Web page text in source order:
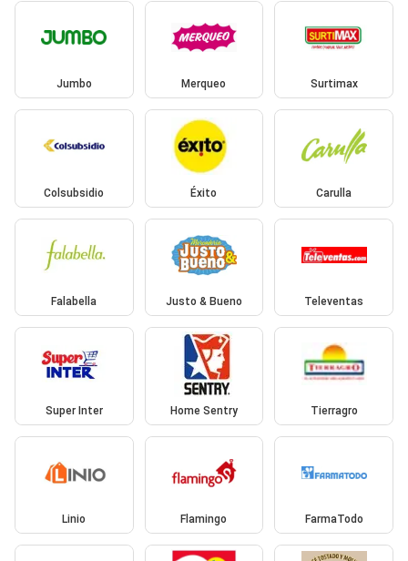
Jumbo Merqueo Surtimax
Colsubsidio Éxito Carulla
Falabella Justo & Bueno Televentas
Super Inter Home Sentry Tierragro
Linio Flamingo FarmaTodo